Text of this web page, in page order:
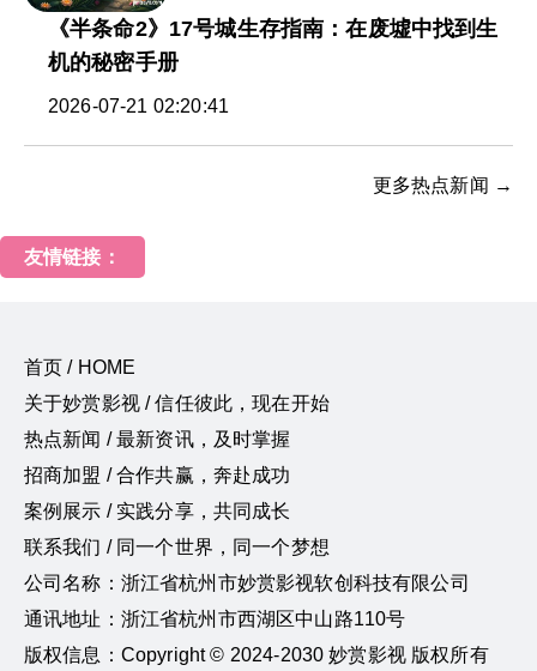
《半条命2》17号城生存指南：在废墟中找到生
机的秘密手册
2026-07-21 02:20:41
更多热点新闻 →
友情链接：
首页 / HOME
关于妙赏影视 / 信任彼此，现在开始
热点新闻 / 最新资讯，及时掌握
招商加盟 / 合作共赢，奔赴成功
案例展示 / 实践分享，共同成长
联系我们 / 同一个世界，同一个梦想
公司名称：浙江省杭州市妙赏影视软创科技有限公司
通讯地址：浙江省杭州市西湖区中山路110号
版权信息：Copyright © 2024-2030 妙赏影视 版权所有